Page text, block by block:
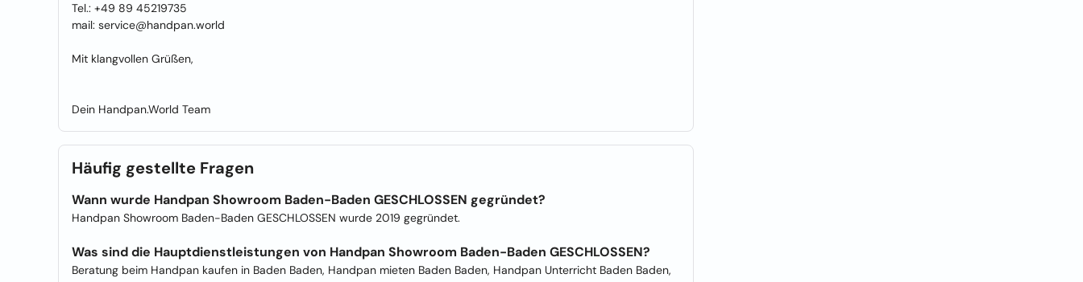
Tel.: +49 89 45219735
mail: service@handpan.world
Mit klangvollen Grüßen,
Dein Handpan.World Team
Häufig gestellte Fragen
Wann wurde Handpan Showroom Baden-Baden GESCHLOSSEN gegründet?
Handpan Showroom Baden-Baden GESCHLOSSEN wurde 2019 gegründet.
Was sind die Hauptdienstleistungen von Handpan Showroom Baden-Baden GESCHLOSSEN?
Beratung beim Handpan kaufen in Baden Baden, Handpan mieten Baden Baden, Handpan Unterricht Baden Baden,